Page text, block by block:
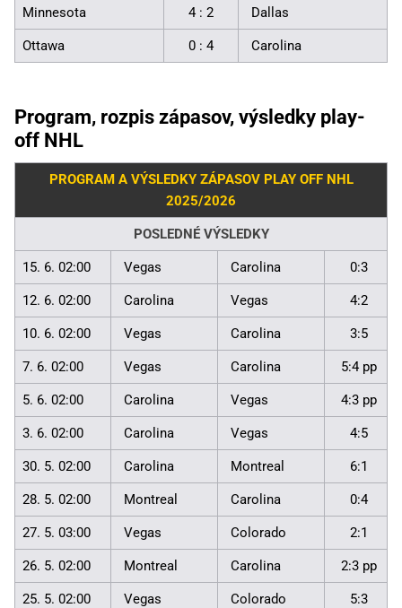
Minnesota 4 : 2 Dallas
Ottawa 0 : 4 Carolina
Program, rozpis zápasov, výsledky play-
off NHL
PROGRAM A VÝSLEDKY ZÁPASOV PLAY OFF NHL
2025/2026
POSLEDNÉ VÝSLEDKY
15. 6. 02:00 Vegas Carolina 0:3
12. 6. 02:00 Carolina Vegas 4:2
10. 6. 02:00 Vegas Carolina 3:5
7. 6. 02:00 Vegas Carolina 5:4 pp
5. 6. 02:00 Carolina Vegas 4:3 pp
3. 6. 02:00 Carolina Vegas 4:5
30. 5. 02:00 Carolina Montreal 6:1
28. 5. 02:00 Montreal Carolina 0:4
27. 5. 03:00 Vegas Colorado 2:1
26. 5. 02:00 Montreal Carolina 2:3 pp
25. 5. 02:00 Vegas Colorado 5:3